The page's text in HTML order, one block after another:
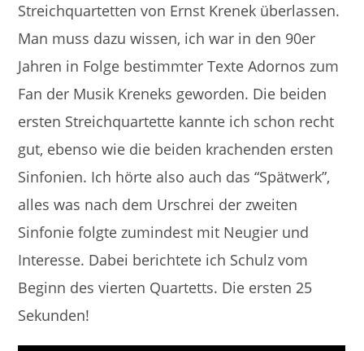
Streichquartetten von Ernst Krenek überlassen.
Man muss dazu wissen, ich war in den 90er
Jahren in Folge bestimmter Texte Adornos zum
Fan der Musik Kreneks geworden. Die beiden
ersten Streichquartette kannte ich schon recht
gut, ebenso wie die beiden krachenden ersten
Sinfonien. Ich hörte also auch das “Spätwerk”,
alles was nach dem Urschrei der zweiten
Sinfonie folgte zumindest mit Neugier und
Interesse. Dabei berichtete ich Schulz vom
Beginn des vierten Quartetts. Die ersten 25
Sekunden!